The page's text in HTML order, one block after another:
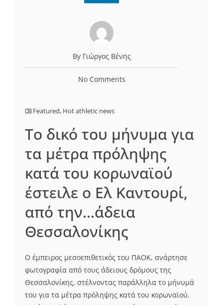
By Γιώργος Βένης
No Comments
Featured, Hot athletic news
Το δικό του μήνυμα για
τα μέτρα πρόληψης
κατά του κορωναϊού
έστειλε ο Ελ Καντουρί,
από την…άδεια
Θεσσαλονίκης
Ο έμπειρος μεσοεπιθετικός του ΠΑΟΚ, ανάρτησε
φωτογραφία από τους άδειους δρόμους της
Θεσσαλονίκης, στέλνοντας παράλληλα το μήνυμά
του για τα μέτρα πρόληψης κατά του κορωναϊού.